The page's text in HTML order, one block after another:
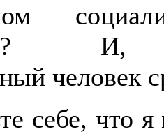
И,
человек
себе, что